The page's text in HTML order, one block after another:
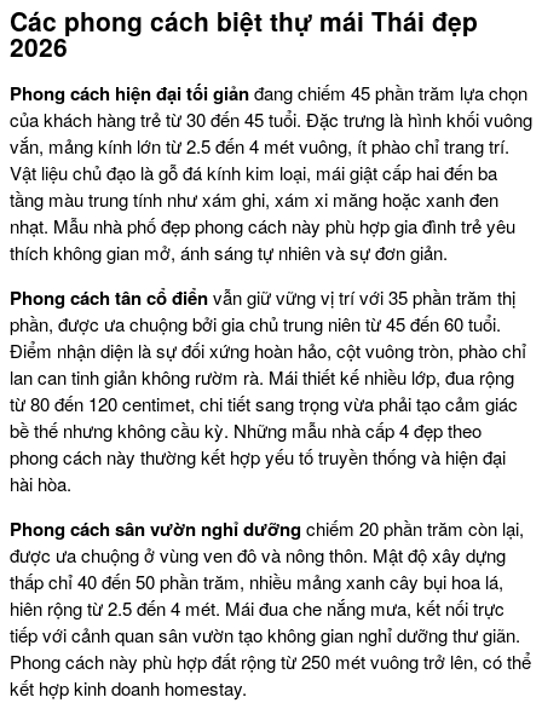
Các phong cách biệt thự mái Thái đẹp
2026
Phong cách hiện đại tối giảnđang chiếm 45 phần trăm lựa chọn
của khách hàng trẻ từ 30 đến 45 tuổi. Đặc trưng là hình khối vuông
vắn, mảng kính lớn từ 2.5 đến 4 mét vuông, ít phào chỉ trang trí.
Vật liệu chủ đạo là gỗ đá kính kim loại, mái giật cấp hai đến ba
tầng màu trung tính như xám ghi, xám xi măng hoặc xanh đen
nhạt. Mẫu nhà phố đẹp phong cách này phù hợp gia đình trẻ yêu
thích không gian mở, ánh sáng tự nhiên và sự đơn giản.
Phong cách tân cổ điểnvẫn giữ vững vị trí với 35 phần trăm thị
phần, được ưa chuộng bởi gia chủ trung niên từ 45 đến 60 tuổi.
Điểm nhận diện là sự đối xứng hoàn hảo, cột vuông tròn, phào chỉ
lan can tinh giản không rườm rà. Mái thiết kế nhiều lớp, đua rộng
từ 80 đến 120 centimet, chi tiết sang trọng vừa phải tạo cảm giác
bề thế nhưng không cầu kỳ. Những mẫu nhà cấp 4 đẹp theo
phong cách này thường kết hợp yếu tố truyền thống và hiện đại
hài hòa.
Phong cách sân vườn nghỉ dưỡngchiếm 20 phần trăm còn lại,
được ưa chuộng ở vùng ven đô và nông thôn. Mật độ xây dựng
thấp chỉ 40 đến 50 phần trăm, nhiều mảng xanh cây bụi hoa lá,
hiên rộng từ 2.5 đến 4 mét. Mái đua che nắng mưa, kết nối trực
tiếp với cảnh quan sân vườn tạo không gian nghỉ dưỡng thư giãn.
Phong cách này phù hợp đất rộng từ 250 mét vuông trở lên, có thể
kết hợp kinh doanh homestay.